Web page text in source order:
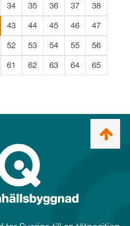
34 35 36 37 38
43 44 45 46 47
52 53 54 55 56
61 62 63 64 65
mig